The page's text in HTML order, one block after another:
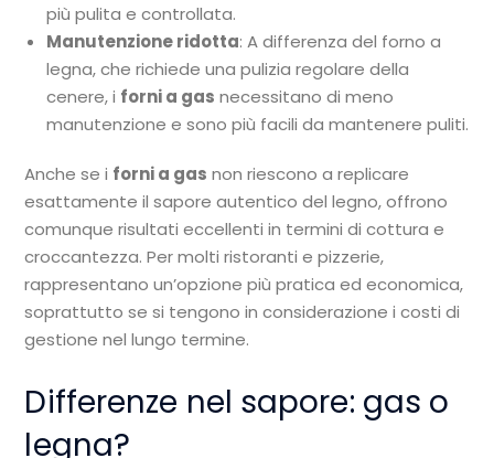
più pulita e controllata.
Manutenzione ridotta: A differenza del forno a
legna, che richiede una pulizia regolare della
cenere, i forni a gas necessitano di meno
manutenzione e sono più facili da mantenere puliti.
Anche se i forni a gas non riescono a replicare
esattamente il sapore autentico del legno, offrono
comunque risultati eccellenti in termini di cottura e
croccantezza. Per molti ristoranti e pizzerie,
rappresentano un’opzione più pratica ed economica,
soprattutto se si tengono in considerazione i costi di
gestione nel lungo termine.
Differenze nel sapore: gas o
legna?